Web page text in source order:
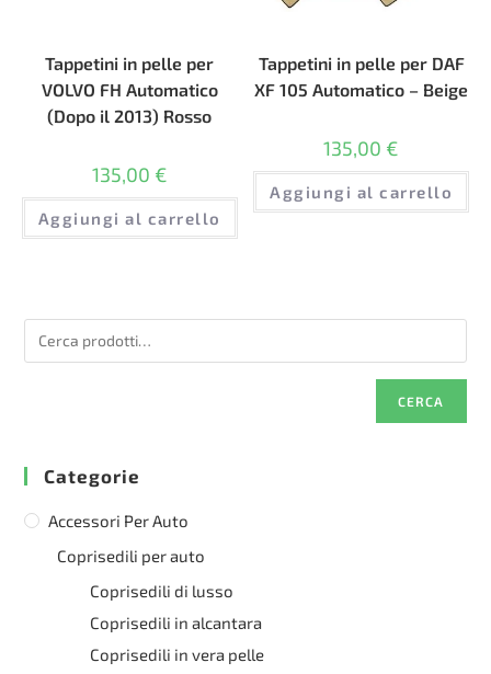
Tappetini in pelle per
VOLVO FH Automatico
(Dopo il 2013) Rosso
135,00 €
Aggiungi al carrello
Tappetini in pelle per DAF
XF 105 Automatico – Beige
135,00 €
Aggiungi al carrello
CERCA
Categorie
Accessori Per Auto
Coprisedili per auto
Coprisedili di lusso
Coprisedili in alcantara
Coprisedili in vera pelle